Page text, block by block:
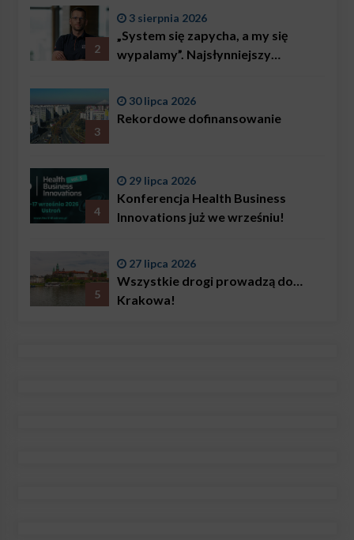
2
3 sierpnia 2026
„System się zapycha, a my się
wypalamy”. Najsłynniejszy
problemem są nie tylko choroby
3
30 lipca 2026
Rekordowe dofinansowanie
4
29 lipca 2026
Konferencja Health Business
Innovations już we wrześniu!
5
27 lipca 2026
Wszystkie drogi prowadzą do…
Krakowa!